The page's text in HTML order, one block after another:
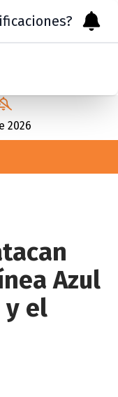
2026
Azul
y el